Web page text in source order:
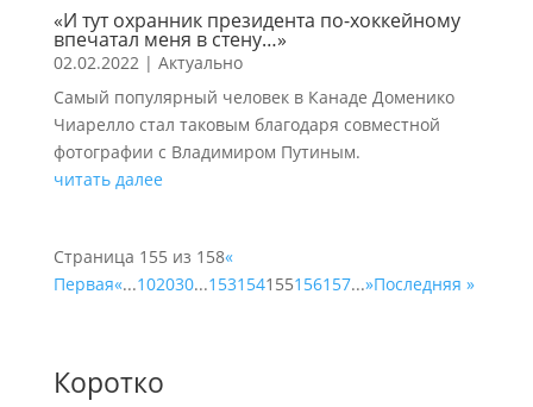
«И тут охранник президента по-хоккейному
впечатал меня в стену…»
02.02.2022| Актуально
Самый популярный человек в Канаде Доменико
Чиарелло стал таковым благодаря совместной
фотографии с Владимиром Путиным.
читать далее
Страница 155 из 158«
Первая«...102030...153154155156157...»Последняя »
Коротко